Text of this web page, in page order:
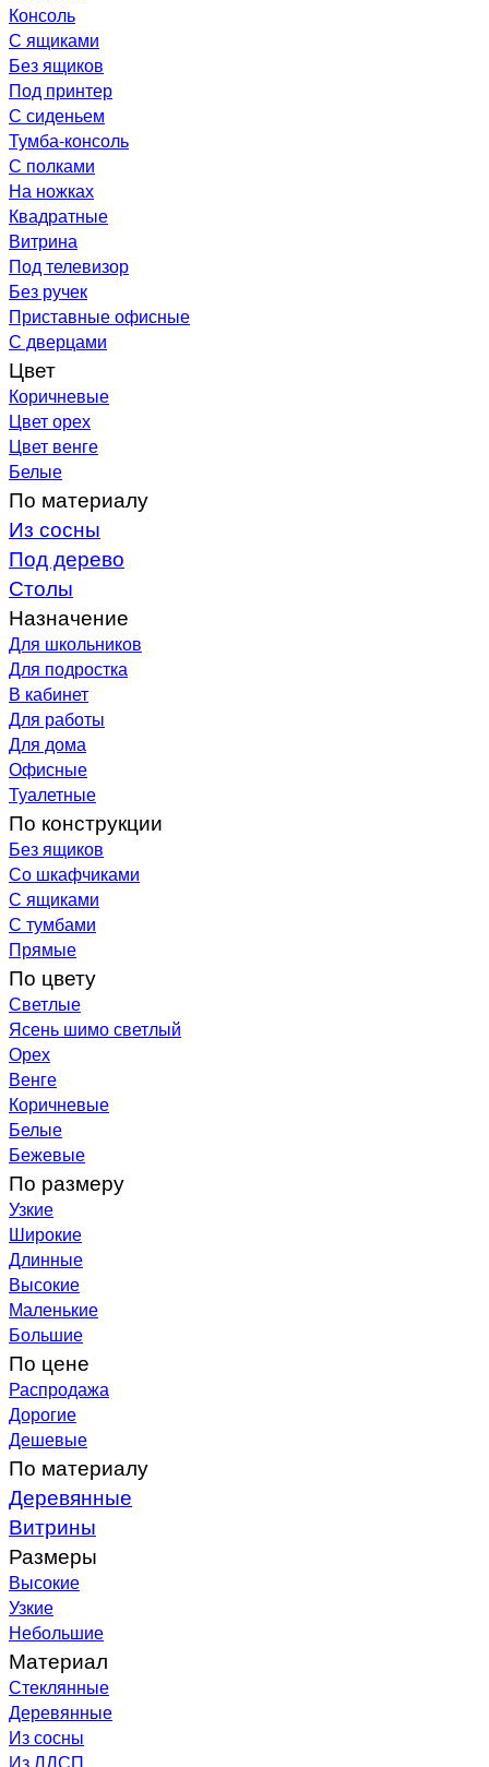
Консоль
С ящиками
Без ящиков
Под принтер
С сиденьем
Тумба-консоль
С полками
На ножках
Квадратные
Витрина
Под телевизор
Без ручек
Приставные офисные
С дверцами
Цвет
Коричневые
Цвет орех
Цвет венге
Белые
По материалу
Из сосны
Под дерево
Столы
Назначение
Для школьников
Для подростка
В кабинет
Для работы
Для дома
Офисные
Туалетные
По конструкции
Без ящиков
Со шкафчиками
С ящиками
С тумбами
Прямые
По цвету
Светлые
Ясень шимо светлый
Орех
Венге
Коричневые
Белые
Бежевые
По размеру
Узкие
Широкие
Длинные
Высокие
Маленькие
Большие
По цене
Распродажа
Дорогие
Дешевые
По материалу
Деревянные
Витрины
Размеры
Высокие
Узкие
Небольшие
Материал
Стеклянные
Деревянные
Из сосны